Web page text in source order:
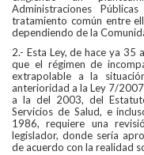
Administraciones
tratamiento común entre
dependiendo de la
2.- Esta Ley, de hace ya
que el régimen de
extrapolable a la
anterioridad a la Ley 7/
a la del 2003, del
Servicios de Salud, e
1986, requiere una
legislador, donde sería
de acuerdo con la realidad